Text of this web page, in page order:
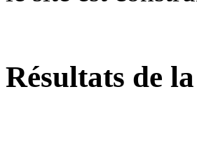
Résultats de